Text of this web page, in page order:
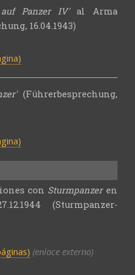
auf Panzer IV'al Arma
16.04.1943)
(Führerbesprechung,
con Sturmpanzeren
(Sturmpanzer-
(enlace externo)